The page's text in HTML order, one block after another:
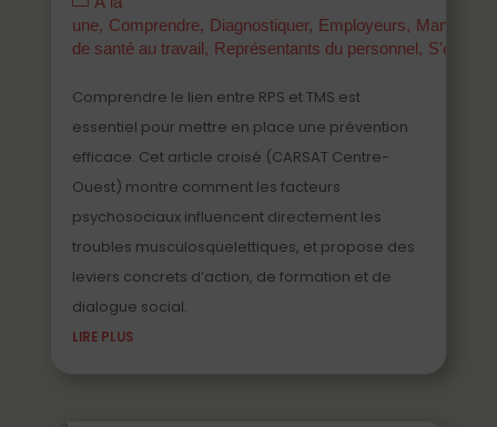
une
Comprendre Diagnostiquer Employeurs
Managers
de santé au travail
Représentants du personnel
Comprendre le lien entre RPS et TMS est
essentiel pour mettre en place une prévention
efficace. Cet article croisé (CARSAT Centre-
Ouest) montre comment les facteurs
psychosociaux influencent directement les
troubles musculosquelettiques, et propose des
leviers concrets d’action, de formation et de
dialogue social.
LIRE PLUS